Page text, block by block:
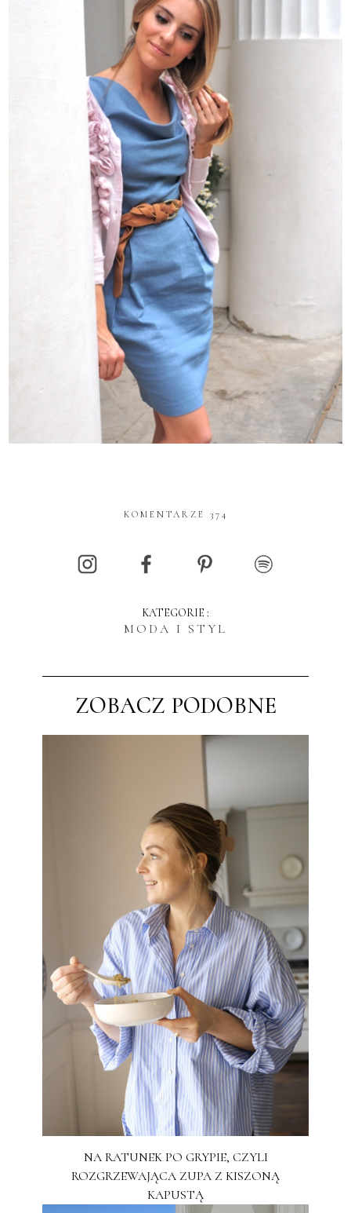
KOMENTARZE 374
KATEGORIE :
MODA I STYL
ZOBACZ PODOBNE
NA RATUNEK PO GRYPIE, CZYLI
ROZGRZEWAJĄCA ZUPA Z KISZONĄ
KAPUSTĄ